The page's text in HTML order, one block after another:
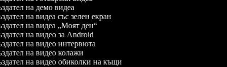
на демо видеа
на видеа със зелен екран
на видеа „Моят ден“
на видео за Android
на видео интервюта
на видео колажи
на видео обиколки на къщи